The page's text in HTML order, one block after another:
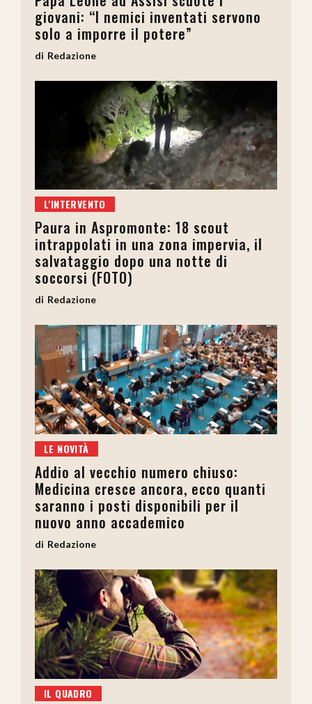
giovani: “I nemici inventati servono
solo a imporre il potere”
Redazione
L'INTERVENTO
Paura in Aspromonte: 18 scout
intrappolati in una zona impervia, il
salvataggio dopo una notte di
soccorsi (FOTO)
Redazione
LE NOVITÀ
Addio al vecchio numero chiuso:
Medicina cresce ancora, ecco quanti
saranno i posti disponibili per il
nuovo anno accademico
Redazione
IL QUADRO